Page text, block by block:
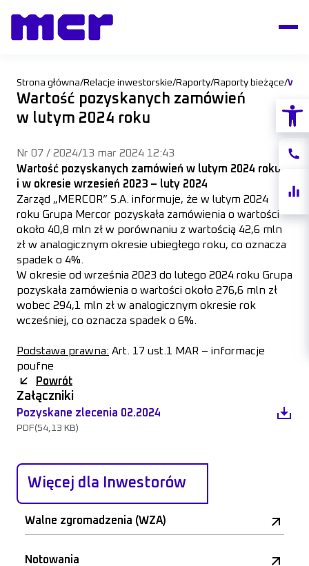
akcji
Strona główna/Relacje inwestorskie/Raporty/Raporty bieżące/
Wartość pozyskanych zamówień
w lutym 2024 roku
Nr 07 / 2024/13 mar 2024 12:43
Wartość pozyskanych zamówień w lutym 2024 roku
i w okresie wrzesień 2023 – luty 2024
Zarząd „MERCOR” S.A. informuje, że w lutym 2024
roku Grupa Mercor pozyskała zamówienia o wartości
około 40,8 mln zł w porównaniu z wartością 42,6 mln
zł w analogicznym okresie ubiegłego roku, co oznacza
spadek o 4%.
W okresie od września 2023 do lutego 2024 roku Grupa
pozyskała zamówienia o wartości około 276,6 mln zł
wobec 294,1 mln zł w analogicznym okresie rok
wcześniej, co oznacza spadek o 6%.
Podstawa prawna: Art. 17 ust.1 MAR – informacje
poufne
Powrót
Załączniki
Pozyskane zlecenia 02.2024
PDF(54,13 KB)
Więcej dla Inwestorów
Walne zgromadzenia (WZA)
Notowania